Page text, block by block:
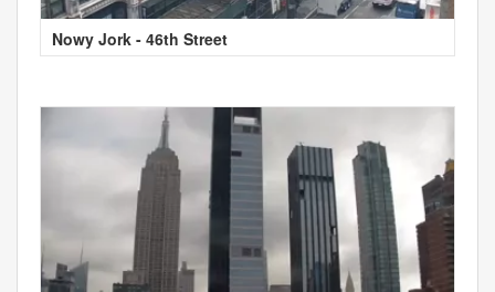
Nowy Jork - 46th Street